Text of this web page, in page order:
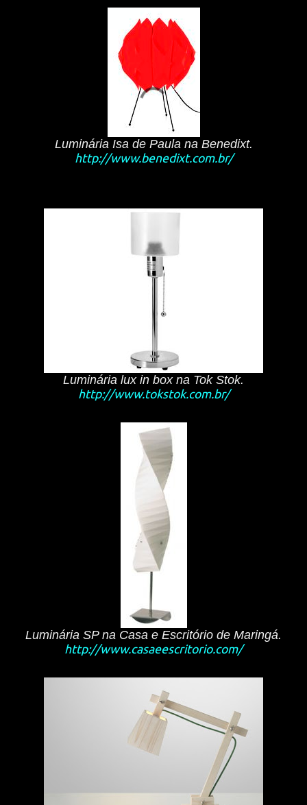
Luminária Isa de Paula na Benedixt.
http://www.benedixt.com.br/
Luminária lux in box na Tok Stok.
http://www.tokstok.com.br/
Luminária SP na Casa e Escritório de Maringá.
http://www.casaeescritorio.com/